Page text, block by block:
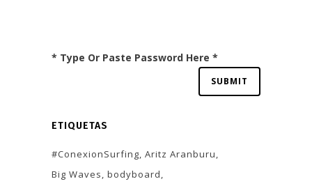
* Type Or Paste Password Here *
ETIQUETAS
#ConexionSurfing Aritz Aranburu
Big Waves bodyboard